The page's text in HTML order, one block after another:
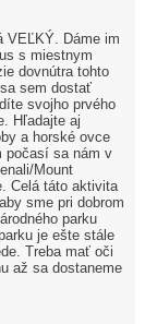
VEĽKÝ. Dáme im
s miestnym
dovnútra tohto
sem dostať
svojho prvého
Hľadajte aj
a horské ovce
počasí sa nám v
Mount
Celá táto aktivita
sme pri dobrom
parku
je ešte stále
Treba mať oči
až sa dostaneme